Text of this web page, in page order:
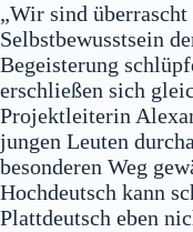
„Wir sind
Selbstbewusstsein
Begeisterung
erschließen sich
Projektleiterin
jungen Leuten
besonderen Weg
Hochdeutsch kann
Plattdeutsch eben